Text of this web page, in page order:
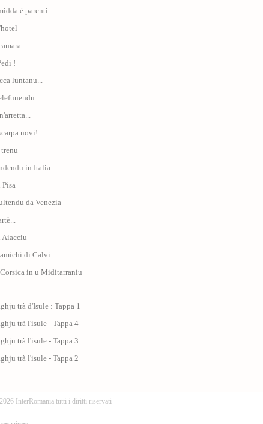
è parenti
!
luntanu...
novi!
in Italia
da Venezia
Aiacciu
di Calvi...
in u Miditarraniu
trà d'Isule : Tappa 1
trà l'isule - Tappa 4
trà l'isule - Tappa 3
trà l'isule - Tappa 2
InterRomania tutti i diritti riservati